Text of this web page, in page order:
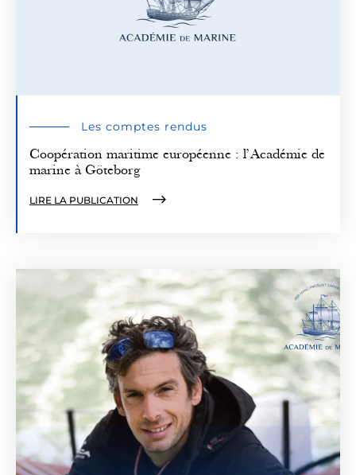
Les comptes rendus
Coopération maritime européenne : l’Académie de
marine à Göteborg
LIRE LA PUBLICATION